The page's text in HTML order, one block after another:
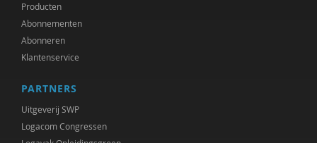
Joep Dohmen
Simone van Dongen
Iris Hartog
Producten
Abonnementen
Abonneren
Klantenservice
PARTNERS
Uitgeverij SWP
Logacom Congressen